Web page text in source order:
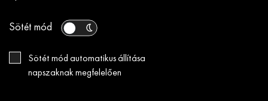
Sötét mód
Sötét mód automatikus állítása
napszaknak megfelelően